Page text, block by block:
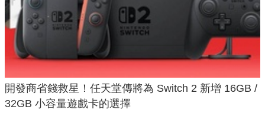
開發商省錢救星！任天堂傳將為 Switch 2 新增 16GB /
32GB 小容量遊戲卡的選擇